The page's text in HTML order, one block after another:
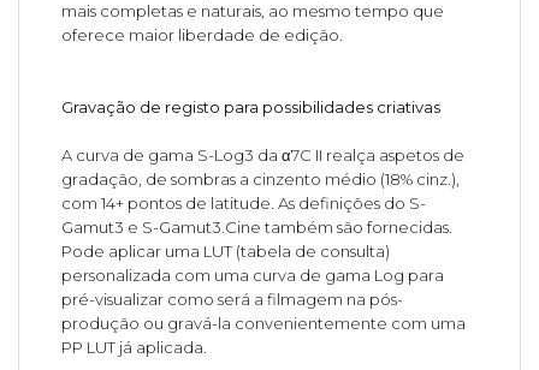
mais completas e naturais, ao mesmo tempo que
oferece maior liberdade de edição.
Gravação de registo para possibilidades criativas
A curva de gama S-Log3 da α7C II realça aspetos de
gradação, de sombras a cinzento médio (18% cinz.),
com 14+ pontos de latitude. As definições do S-
Gamut3 e S-Gamut3.Cine também são fornecidas.
Pode aplicar uma LUT (tabela de consulta)
personalizada com uma curva de gama Log para
pré-visualizar como será a filmagem na pós-
produção ou gravá-la convenientemente com uma
PP LUT já aplicada.